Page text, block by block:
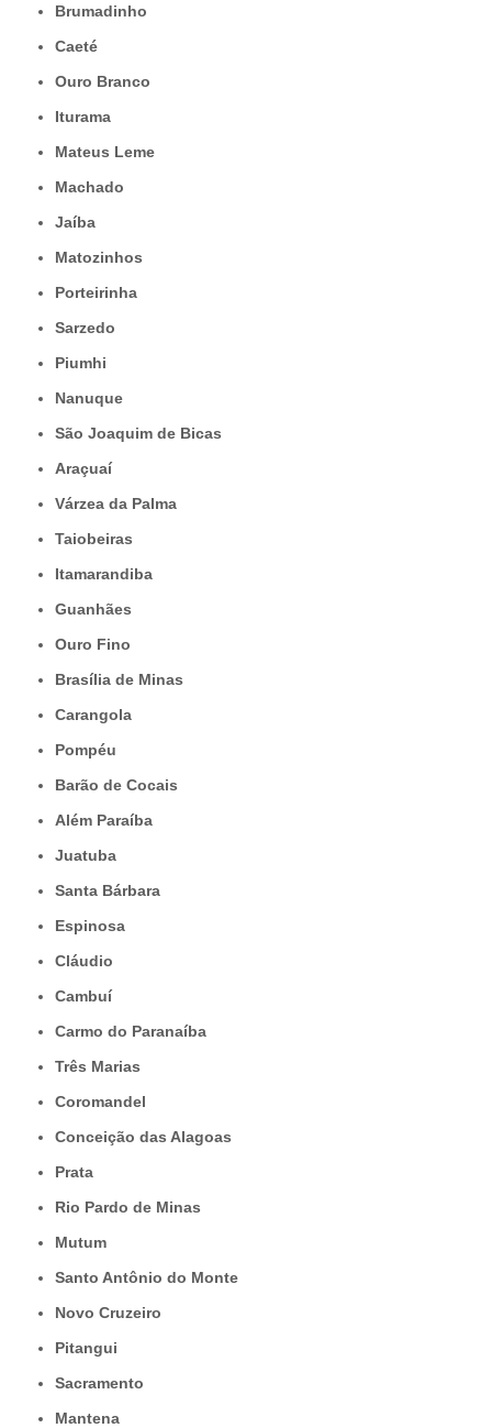
Brumadinho
Caeté
Ouro Branco
Iturama
Mateus Leme
Machado
Jaíba
Matozinhos
Porteirinha
Sarzedo
Piumhi
Nanuque
São Joaquim de Bicas
Araçuaí
Várzea da Palma
Taiobeiras
Itamarandiba
Guanhães
Ouro Fino
Brasília de Minas
Carangola
Pompéu
Barão de Cocais
Além Paraíba
Juatuba
Santa Bárbara
Espinosa
Cláudio
Cambuí
Carmo do Paranaíba
Três Marias
Coromandel
Conceição das Alagoas
Prata
Rio Pardo de Minas
Mutum
Santo Antônio do Monte
Novo Cruzeiro
Pitangui
Sacramento
Mantena